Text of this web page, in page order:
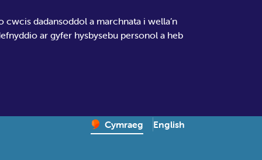
cwcis dadansoddol a marchnata i wella’n
ar gyfer hysbysebu personol a heb
Change website language
Cymraeg English
– Newid yr iaith ir